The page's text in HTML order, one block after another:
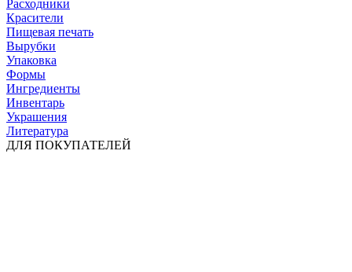
Расходники
Красители
Пищевая печать
Вырубки
Упаковка
Формы
Ингредиенты
Инвентарь
Украшения
Литература
ДЛЯ ПОКУПАТЕЛЕЙ